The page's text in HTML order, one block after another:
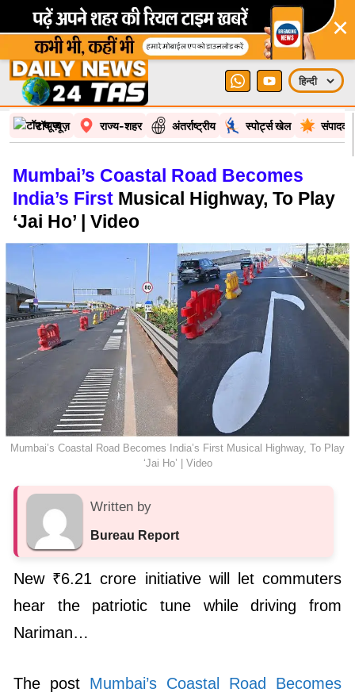
×
टॉप न्यूज़ राज्य-शहर अंतर्राष्ट्रीय स्पोर्ट्स खेल
Mumbai’s Coastal Road Becomes
India’s First Musical Highway, To Play
‘Jai Ho’ | Video
Mumbai’s Coastal Road Becomes India’s First Musical Highway, To Play
‘Jai Ho’ | Video
Written by
Bureau Report
New ₹6.21 crore initiative will let commuters
hear the patriotic tune while driving from
Nariman…
The post Mumbai’s Coastal Road Becomes